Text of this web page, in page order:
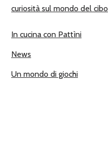
curiosità sul mondo del cibo
In cucina con Pattìni
News
Un mondo di giochi